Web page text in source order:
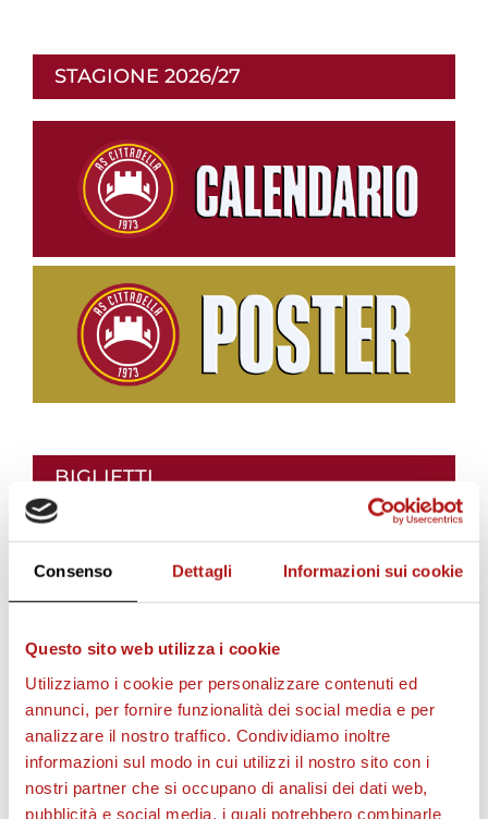
Consenso Dettagli Informazioni sui cookie
Questo sito web utilizza i cookie
Utilizziamo i cookie per personalizzare contenuti ed
annunci, per fornire funzionalità dei social media e per
analizzare il nostro traffico. Condividiamo inoltre
informazioni sul modo in cui utilizzi il nostro sito con i
nostri partner che si occupano di analisi dei dati web,
pubblicità e social media, i quali potrebbero combinarle
STAGIONE 2026/27
BIGLIETTI
AS CITTADELLA STORE